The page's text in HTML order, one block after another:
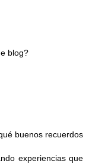
blog?
buenos recuerdos
experiencias que